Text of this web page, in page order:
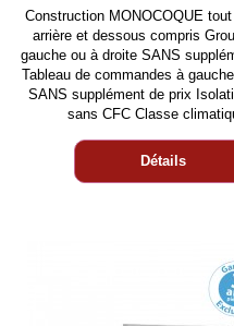
Construction MONOCOQUE
arrière et dessous compris
gauche ou à droite SANS
Tableau de commandes à
SANS supplément de prix
sans CFC Classe
Détails